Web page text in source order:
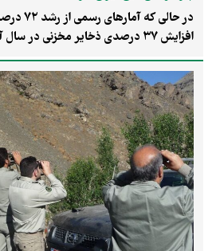
در حالی
بررسی‌های
آبی جدی مواجه هستند. این «پارادوکس
کسری‌های بلندمدت در منابع زیرزمینی
بازنگری در سیاست‌های مدیریت تقاضا را